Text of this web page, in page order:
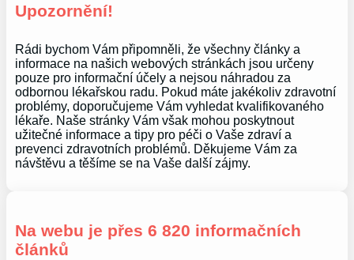
Upozornění!
Rádi bychom Vám připomněli, že všechny články a
informace na našich webových stránkách jsou určeny
pouze pro informační účely a nejsou náhradou za
odbornou lékařskou radu. Pokud máte jakékoliv zdravotní
problémy, doporučujeme Vám vyhledat kvalifikovaného
lékaře. Naše stránky Vám však mohou poskytnout
užitečné informace a tipy pro péči o Vaše zdraví a
prevenci zdravotních problémů. Děkujeme Vám za
návštěvu a těšíme se na Vaše další zájmy.
Na webu je přes 6 820 informačních
článků